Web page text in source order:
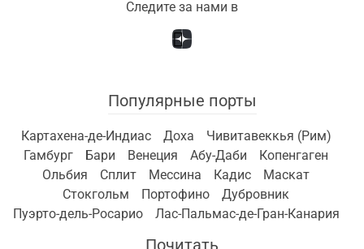
Следите за нами в
Популярные порты
Картахена-де-Индиас Доха
Чивитавеккья (Рим)
Гамбург
Бари Венеция Абу-Даби
Копенгаген
Ольбия
Сплит Мессина Кадис
Маскат
Стокгольм
Портофино
Дубровник
Пуэрто-дель-Росарио
Лас-Пальмас-де-Гран-Канария
Почитать